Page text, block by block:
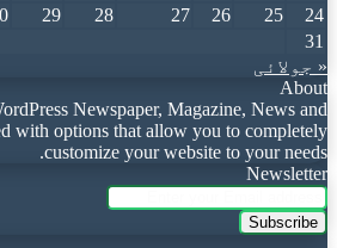
24
25
26
27
28
29
31
« جولائی
About
Newspaper, Magazine, News and
with options that allow you to completely
customize your website to your needs.
Newsletter
Enter
your
Email